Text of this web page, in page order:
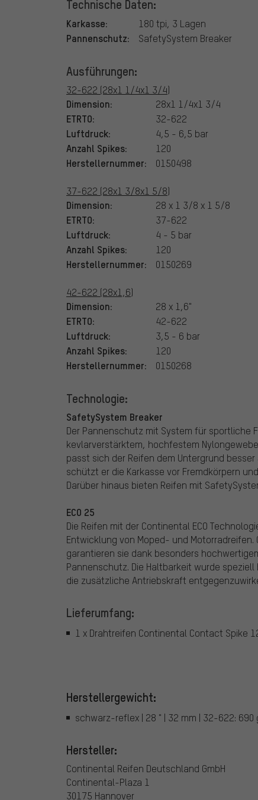
Technische Daten:
Karkasse: 180 tpi, 3 Lagen
Pannenschutz: SafetySystem Breaker
Ausführungen:
32-622 (28x1 1/4x1 3/4)
Dimension: 28x1 1/4x1 3/4
ETRTO: 32-622
Luftdruck: 4,5 - 6,5 bar
Anzahl Spikes: 120
Herstellernummer: 0150498
37-622 (28x1 3/8x1 5/8)
Dimension: 28 x 1 3/8 x 1 5/8
ETRTO: 37-622
Luftdruck: 4 - 5 bar
Anzahl Spikes: 120
Herstellernummer: 0150269
42-622 (28x1,6)
Dimension: 28 x 1,6"
ETRTO: 42-622
Luftdruck: 3,5 - 6 bar
Anzahl Spikes: 120
Herstellernummer: 0150268
Technologie:
SafetySystem Breaker
Der Pannenschutz mit System für sportliche
kevlarverstärktem, hochfestem
passt sich der Reifen dem Untergrund
schützt er die Karkasse vor Fremdkörpern
Darüber hinaus bieten Reifen mit
ECO 25
Die Reifen mit der Continental ECO
Entwicklung von Moped- und
garantieren sie dank besonders
Pannenschutz. Die Haltbarkeit wurde
die zusätzliche Antriebskraft
Lieferumfang:
1 x Drahtreifen Continental Contact Spike
Herstellergewicht:
schwarz-reflex | 28 " | 32 mm | 32-622: 690
Hersteller:
Continental Reifen Deutschland GmbH
Continental-Plaza 1
30175 Hannover